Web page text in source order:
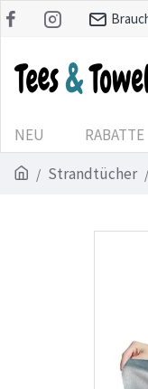
NEU RABATTE
Strandtücher